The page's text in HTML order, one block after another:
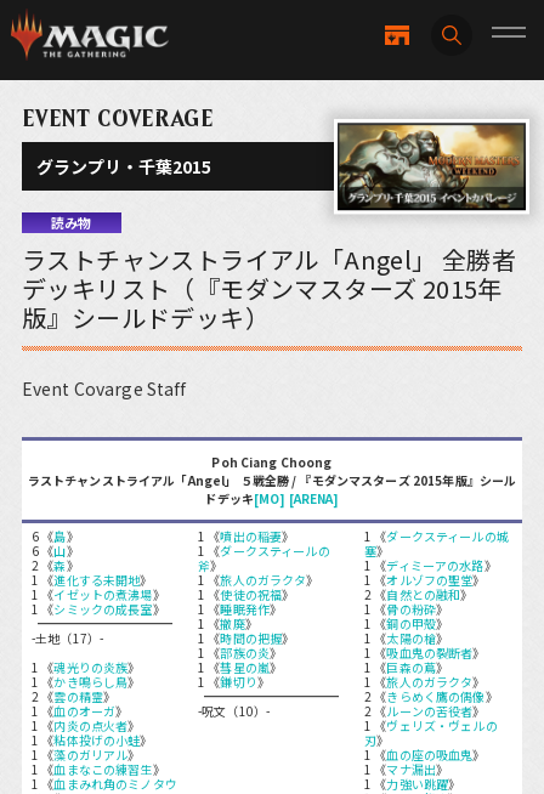
EVENT COVERAGE
グランプリ・千葉2015
読み物
ラストチャンストライアル「Angel」 全勝者
デッキリスト（『モダンマスターズ 2015年
版』シールドデッキ）
Event Covarge Staff
Poh Ciang Choong
ラストチャンストライアル「Angel」 ５戦全勝 / 『モダンマスターズ 2015年版』シール
ドデッキ[MO] [ARENA]
6 《島》
6 《山》
2 《森》
1 《進化する未開地》
1 《イゼットの煮沸場》
1 《シミックの成長室》
-土地（17）-
1 《魂光りの炎族》
1 《かき鳴らし鳥》
2 《雲の精霊》
1 《血のオーガ》
1 《内炎の点火者》
1 《粘体投げの小蛙》
1 《藻のガリアル》
1 《血まなこの練習生》
1 《血まみれ角のミノタウ
1 《噴出の稲妻》
1 《ダークスティールの
斧》
1 《旅人のガラクタ》
1 《使徒の祝福》
1 《睡眠発作》
1 《撤廃》
1 《時間の把握》
1 《部族の炎》
1 《彗星の嵐》
1 《鎌切り》
-呪文（10）-
1 《ダークスティールの城
塞》
1 《ディミーアの水路》
1 《オルゾフの聖堂》
2 《自然との融和》
1 《骨の粉砕》
1 《銅の甲殻》
1 《太陽の槍》
1 《吸血鬼の裂断者》
1 《巨森の蔦》
1 《旅人のガラクタ》
2 《きらめく鷹の偶像》
2 《ルーンの苦役者》
1 《ヴェリズ・ヴェルの
刃》
1 《血の座の吸血鬼》
1 《マナ漏出》
1 《力強い跳躍》